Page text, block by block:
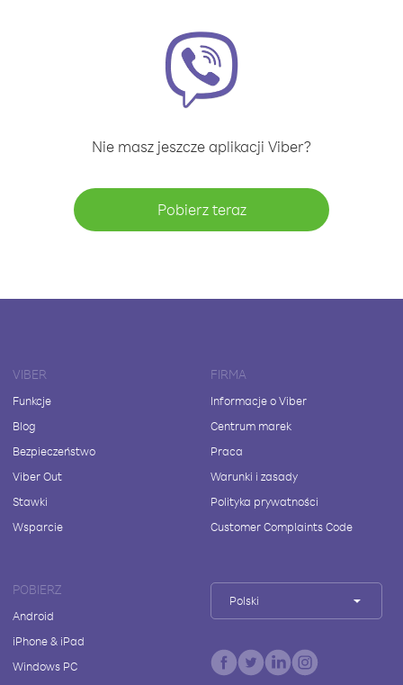
Nie masz jeszcze aplikacji Viber?
Pobierz teraz
VIBER
Funkcje
Blog
Bezpieczeństwo
Viber Out
Stawki
Wsparcie
FIRMA
Informacje o Viber
Centrum marek
Praca
Warunki i zasady
Polityka prywatności
Customer Complaints Code
POBIERZ
Android
iPhone & iPad
Windows PC
Polski